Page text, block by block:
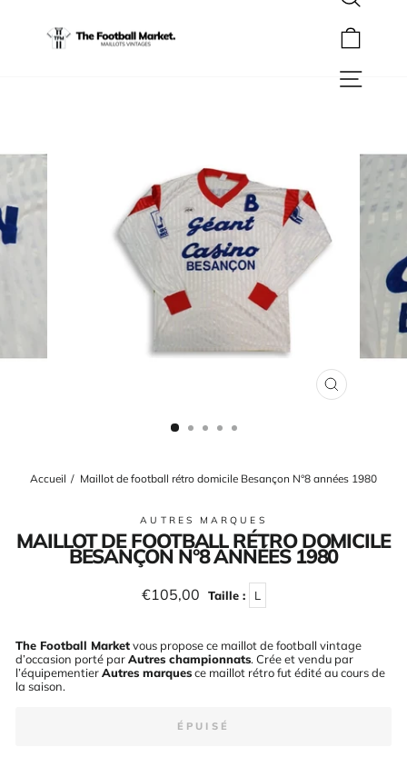
Rechercher
Navigation
FERMER
Accueil / Maillot de football rétro domicile Besançon N°8 années 1980
AUTRES MARQUES
MAILLOT DE FOOTBALL RÉTRO DOMICILE
BESANÇON N°8 ANNÉES 1980
Prix
régulier
€105,00 Taille : L
The Football Marketvous propose ce maillot de football vintage
d’occasion porté parAutres championnats. Crée et vendu par
l’équipementierAutres marquesce maillot rétro fut édité au cours de
la saison.
ÉPUISÉ